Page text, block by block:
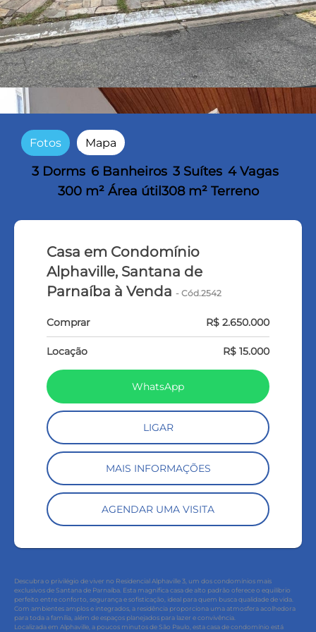
Fotos Mapa
3 Dorms 6 Banheiros 3 Suítes 4 Vagas
300 m² Área útil 308 m² Terreno
Casa em Condomínio
Alphaville, Santana de
Parnaíba à Venda- Cód.2542
Comprar R$ 2.650.000
Locação R$ 15.000
WhatsApp
LIGAR
MAIS INFORMAÇÕES
AGENDAR UMA VISITA
Descubra o privilégio de viver no Residencial Alphaville 3, um dos condomínios mais
exclusivos de Santana de Parnaíba. Esta magnífica casa de alto padrão oferece o equilíbrio
perfeito entre conforto, segurança e sofisticação, ideal para quem busca qualidade de vida.
Com ambientes amplos e integrados, a residência proporciona uma atmosfera acolhedora
para toda a família, além de espaços planejados para lazer e convivência.
Localizada em Alphaville, a poucos minutos de São Paulo, esta casa de condomínio está